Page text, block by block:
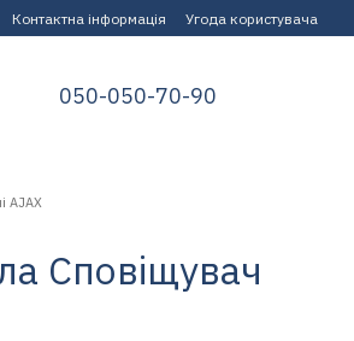
Контактна інформація Угода користувача
050-050-70-90
AJAX
Сповіщувач